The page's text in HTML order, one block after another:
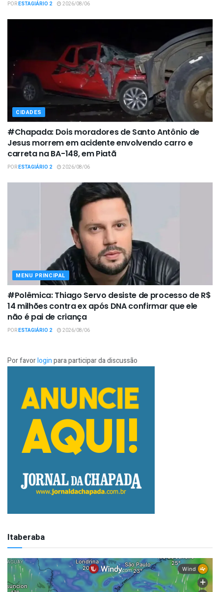
PORESTAGIÁRIO 2 2026/08/06
CIDADES
#Chapada: Dois moradores de Santo Antônio de
Jesus morrem em acidente envolvendo carro e
carreta na BA-148, em Piatã
PORESTAGIÁRIO 2 2026/08/06
MENU PRINCIPAL
#Polêmica: Thiago Servo desiste de processo de R$
14 milhões contra ex após DNA confirmar que ele
não é pai de criança
PORESTAGIÁRIO 2 2026/08/06
Por favorloginpara participar da discussão
Itaberaba